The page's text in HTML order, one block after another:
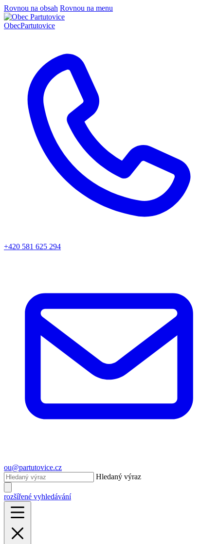
Rovnou na obsah Rovnou na menu
ObecPartutovice
+420 581 625 294
ou@partutovice.cz
Hledaný výraz
rozšířené vyhledávání